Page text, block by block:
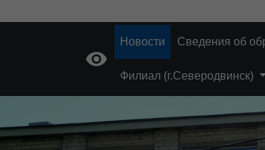
Новости Сведения об
Филиал (г.Северодвинск)